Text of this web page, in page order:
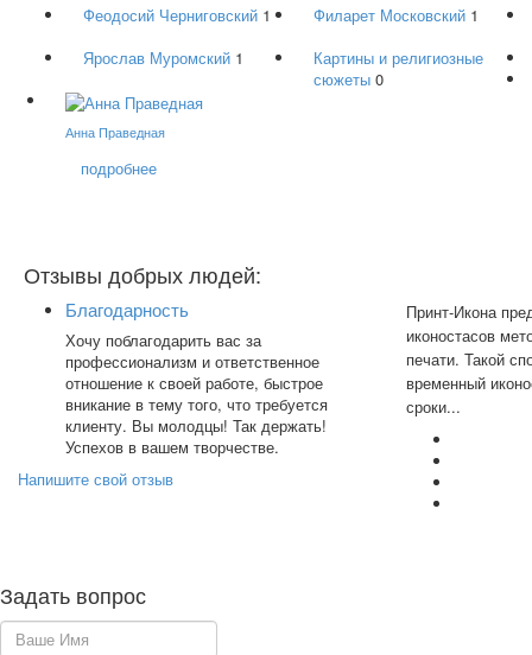
Феодосий Черниговский 1 Филарет Московский 1
Ярослав Муромский 1
Картины и религиозные
сюжеты 0
Анна Праведная
подробнее
Отзывы добрых людей:
Благодарность
Хочу поблагодарить вас за
профессионализм и ответственное
отношение к своей работе, быстрое
вникание в тему того, что требуется
клиенту. Вы молодцы! Так держать!
Успехов в вашем творчестве.
Напишите свой отзыв
Принт-Икона
иконостасов
печати. Такой
временный
сроки...
Задать вопрос